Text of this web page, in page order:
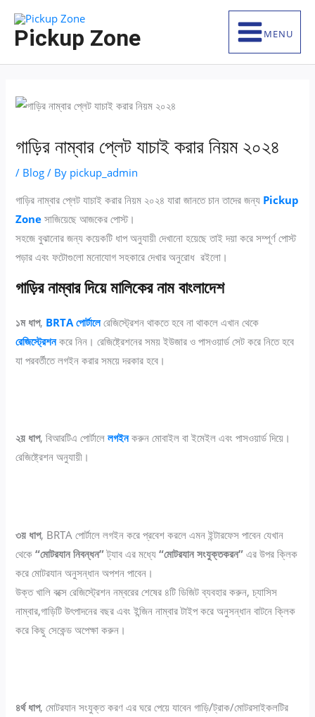
contentPickup Zone MENU
গাড়ির নাম্বার প্লেট যাচাই করার নিয়ম ২০২৪
/ Blog / By pickup_admin
গাড়ির নাম্বার প্লেট যাচাই করার নিয়ম ২০২৪ যারা জানতে চান তাদের জন্য Pickup
Zone সাজিয়েছে আজকের পোস্ট।
সহজে বুঝানোর জন্য কয়েকটি ধাপ অনুযায়ী দেখানো হয়েছে তাই দয়া করে সম্পূর্ণ পোস্ট
পড়ার এবং ফটোগুলো মনোযোগ সহকারে দেখার অনুরোধ রইলো।
গাড়ির নাম্বার দিয়ে মালিকের নাম বাংলাদেশ
১ম ধাপ, BRTA পোর্টালেরেজিস্ট্রেশন থাকতে হবে না থাকলে এখান থেকে
রেজিস্ট্রেশনকরে নিন। রেজিষ্ট্রেশনের সময় ইউজার ও পাসওয়ার্ড সেট করে নিতে হবে
যা পরবর্তীতে লগইন করার সময়ে দরকার হবে।
২য় ধাপ, বিআরটিএ পোর্টালেলগইনকরুন মোবাইল বা ইমেইল এবং পাসওয়ার্ড দিয়ে।
রেজিষ্ট্রেশন অনুযায়ী।
৩য় ধাপ, BRTA পোর্টালে লগইন করে প্রবেশ করলে এমন ইন্টারফেস পাবেন যেখান
থেকে“মোটরযান নিবন্ধন”ট্যাব এর মধ্যে“মোটরযান সংযুক্তকরন”এর উপর ক্লিক
করে মোটরযান অনুসন্ধান অপশন পাবেন।
উক্ত খালি বক্সে রেজিস্ট্রেশন নম্বরের শেষের ৪টি ডিজিট ব্যবহার করুন, চ্যাসিস
নাম্বার,গাড়িটি উৎপাদনের বছর এবং ইন্জিন নাম্বার টাইপ করে অনুসন্ধান বাটনে ক্লিক
করে কিছু সেকেন্ড অপেক্ষা করুন।
৪র্থ ধাপ, মোটরযান সংযুক্ত করণ এর ঘরে পেয়ে যাবেন গাড়ি/ট্রাক/মোটরসাইকলটির
e
a
h
o
r